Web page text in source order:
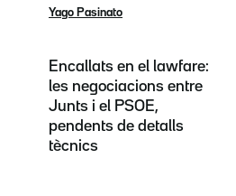
Yago Pasinato
Encallats en el lawfare:
les negociacions entre
Junts i el PSOE,
pendents de detalls
tècnics